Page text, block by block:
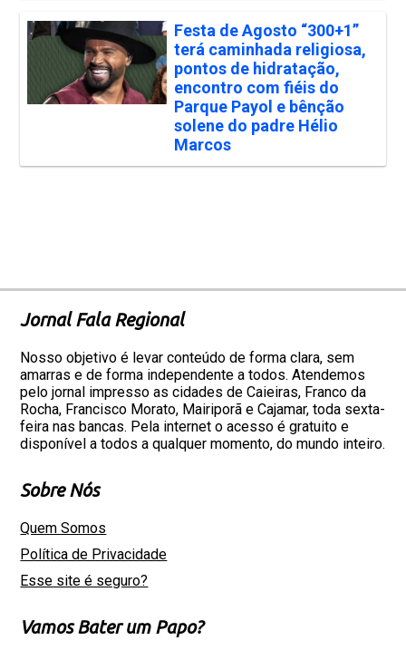
Festa de Agosto “300+1”
terá caminhada religiosa,
pontos de hidratação,
encontro com fiéis do
Parque Payol e bênção
solene do padre Hélio
Marcos
Jornal Fala Regional
Nosso objetivo é levar conteúdo de forma clara, sem
amarras e de forma independente a todos. Atendemos
pelo jornal impresso as cidades de Caieiras, Franco da
Rocha, Francisco Morato, Mairiporã e Cajamar, toda sexta-
feira nas bancas. Pela internet o acesso é gratuito e
disponível a todos a qualquer momento, do mundo inteiro.
Sobre Nós
Quem Somos
Política de Privacidade
Esse site é seguro?
Vamos Bater um Papo?